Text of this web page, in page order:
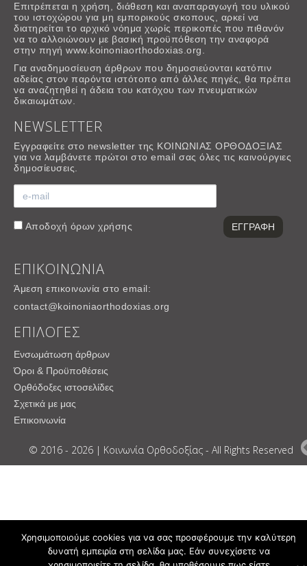
Επιτρέπεται η χρήση, διάθεση και αναπαραγωγή του υλικού
του ιστοχώρου για μη εμπορικούς σκοπους, αρκεί να
διατηρείται το αρχικό νόημα χωρίς περικοπές που πιθανόν
να το αλλοιώνουν με βασική προϋπόθεση την αναφορά
στην πηγή www.koinoniaorthodoxias.org.
Για αναδημοσίευση άρθρων που δημοσιεύονται κατόπιν
αδείας στον παρόντα ιστότοπο από άλλες πηγές, θα πρέπει
να αναζητηθεί η άδεια του κατόχου των πνευματικών
δικαιωμάτων.
NEWSLETTER
Εγγραφείτε στο newsletter της ΚΟΙΝΩΝΙΑΣ ΟΡΘΟΔΟΞΙΑΣ
για να λαμβάνετε πρώτοι στο email σας όλες τις καινούργιες
δημοσίευσεις.
Αποδοχή όρων χρήσης
ΕΠΙΚΟΙΝΩΝΙΑ
Άμεση επικοινωνία στο email:
contact@koinoniaorthodoxias.org
ΕΠΙΛΟΓΕΣ
Ενσωμάτωση άρθρων
Όροι & Προϋποθέσεις
Ορθόδοξες ιστοσελίδες
Σχετικά με μας
Επικοινωνία
© 2016 - 2026 | Κοινωνία Ορθοδοξίας - All Rights Reserved
Χρησιμοποιούμε cookies για να σας προσφέρουμε την καλύτερη
δυνατή εμπειρία στη σελίδα μας. Εάν συνεχίσετε να